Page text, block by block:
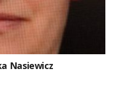
Nasiewicz